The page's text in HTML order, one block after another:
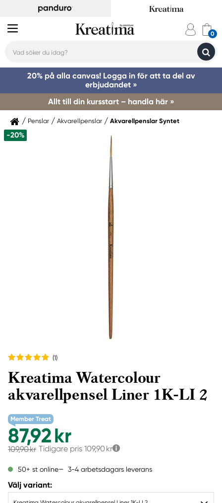
20% på alla canvas! Logga in för att ta del av
erbjudandet »
Allt till din kursstart – handla här »
Penslar Akvarellpenslar Akvarellpenslar Syntet
-20%
(1)
Kreatima Watercolour
akvarellpensel Liner 1K-LI 2
Member Treat
87,92 kr
109,90 kr Tidigare pris 109,90 kr
50+ st online 3-4 arbetsdagars leverans
Välj variant: